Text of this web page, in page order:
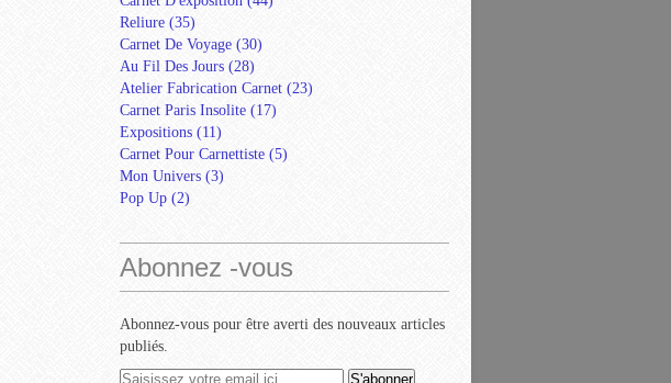
Reliure (35)
Carnet De Voyage (30)
Au Fil Des Jours (28)
Atelier Fabrication Carnet (23)
Carnet Paris Insolite (17)
Expositions (11)
Carnet Pour Carnettiste (5)
Mon Univers (3)
Pop Up (2)
Abonnez -vous
Abonnez-vous pour être averti des nouveaux articles
publiés.